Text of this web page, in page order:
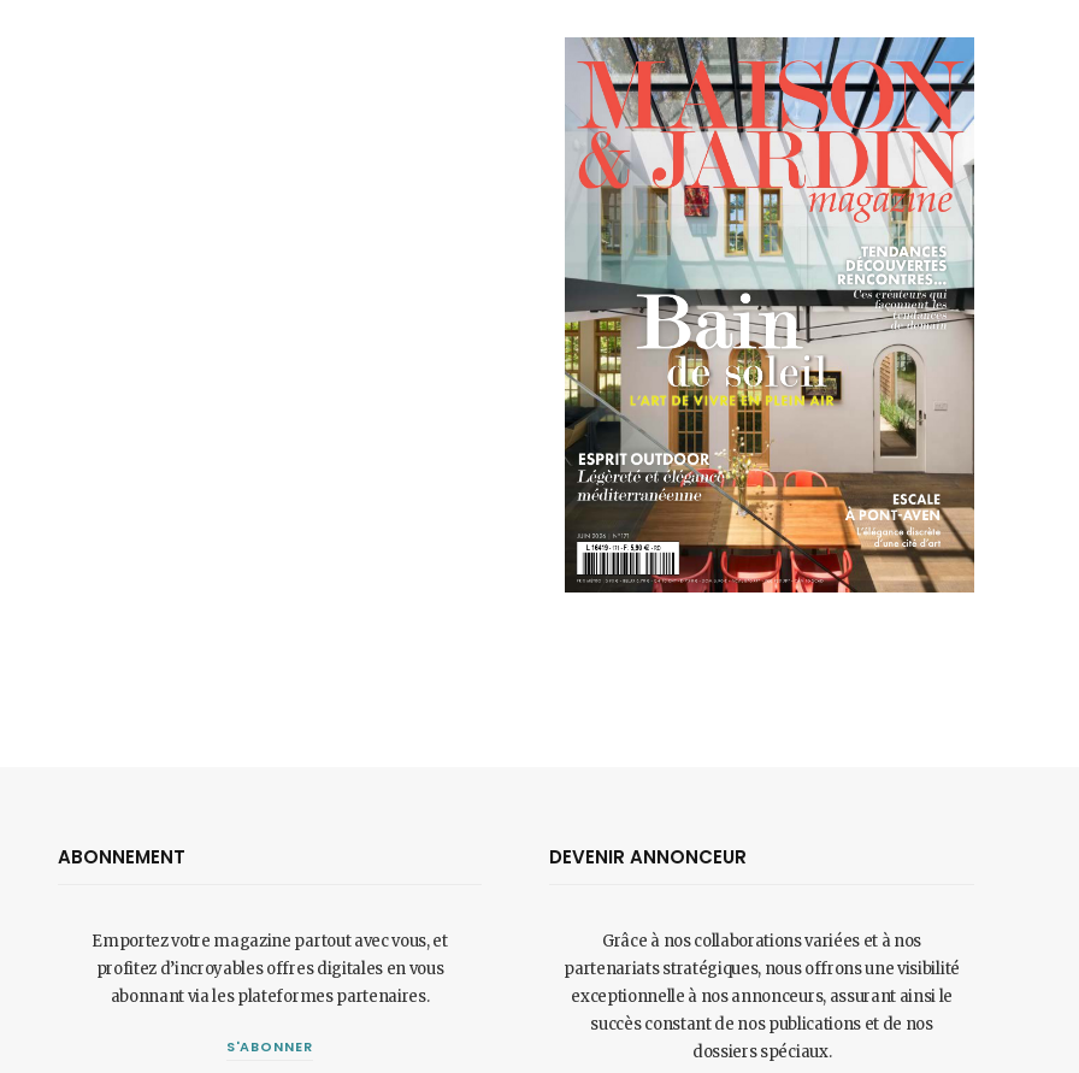
ABONNEMENT
Emportez votre magazine partout avec vous, et
profitez d’incroyables offres digitales en vous
abonnant via les plateformes partenaires.
S'ABONNER
DEVENIR ANNONCEUR
Grâce à nos collaborations variées et à nos
partenariats stratégiques, nous offrons une visibilité
exceptionnelle à nos annonceurs, assurant ainsi le
succès constant de nos publications et de nos
dossiers spéciaux.